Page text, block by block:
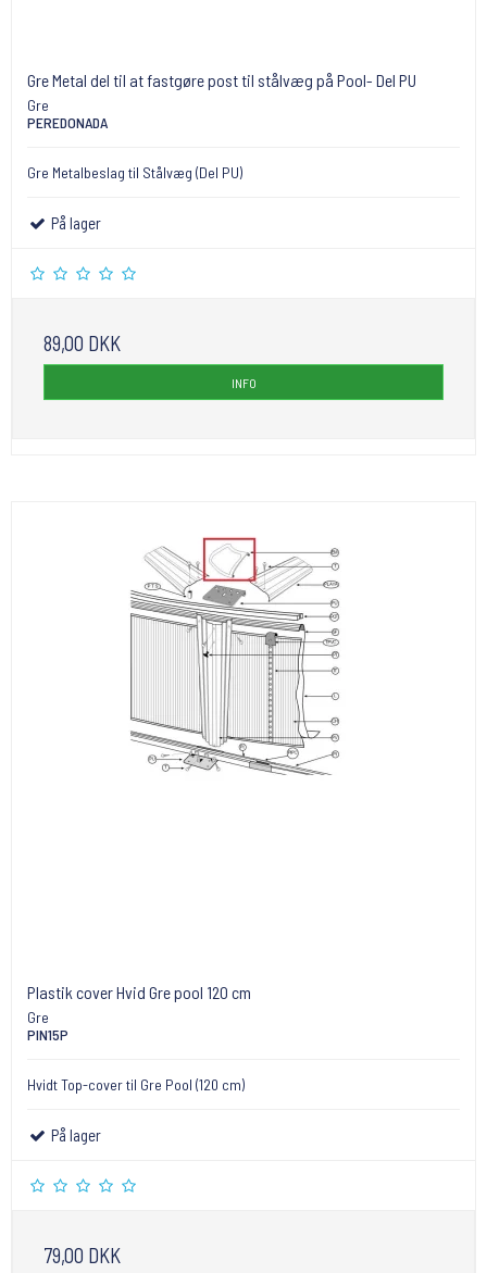
Gre Metal del til at fastgøre post til stålvæg på Pool- Del PU
Gre
PEREDONADA
Gre Metalbeslag til Stålvæg (Del PU)
På lager
89,00 DKK
INFO
Plastik cover Hvid Gre pool 120 cm
Gre
PIN15P
Hvidt Top-cover til Gre Pool (120 cm)
På lager
79,00 DKK